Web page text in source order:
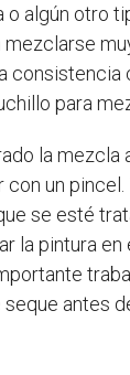
o algún otro
consistencia
para
la mezcla
con un
se esté
la pintura
antes